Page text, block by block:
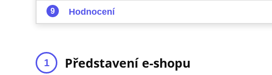
Hodnocení
Představení e-shopu